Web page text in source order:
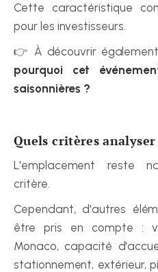
Cette caractéristique
pour les investisseurs.
👉 À découvrir
pourquoi cet
saisonnières ?
Quels critères
L'emplacement reste
critère.
Cependant, d'autres
être pris en compte :
Monaco, capacité
stationnement, extérieur,